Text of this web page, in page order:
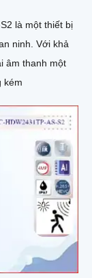
là một thiết bị
Với khả
âm thanh một
kém